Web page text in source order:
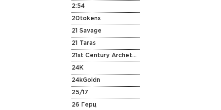
2:54
20tokens
21 Savage
21 Taras
21st Century Archetype
24K
24kGoldn
25/17
26 Герц